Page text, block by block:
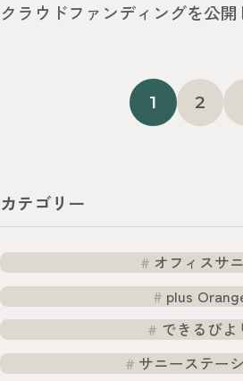
クラウドファンディングを公開
ゲ
ー
シ
ョ
ン
1 2
カテゴリー
オフィスサ
plus
できるびよ
サニーステー